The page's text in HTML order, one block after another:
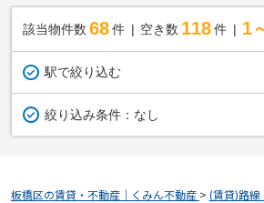
該当物件数 68件 空き数 118 件 1
駅で絞り込む
絞り込み条件： なし
板橋区の賃貸・不動産｜くみん不動産 > (賃貸)路線